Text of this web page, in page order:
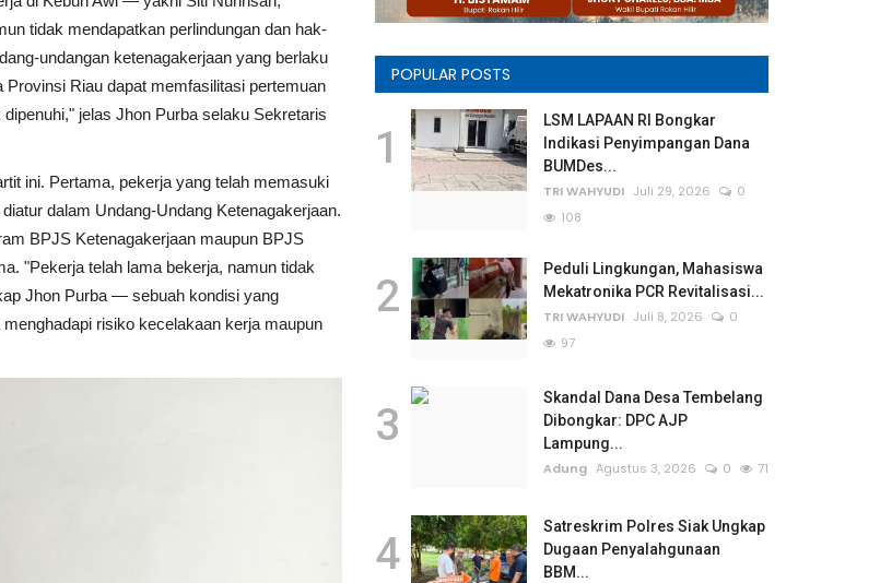
tidak mendapatkan perlindungan dan hak-
undangan ketenagakerjaan yang berlaku
Riau dapat memfasilitasi pertemuan
jelas Jhon Purba selaku Sekretaris
ini. Pertama, pekerja yang telah memasuki
dalam Undang-Undang Ketenagakerjaan.
BPJS Ketenagakerjaan maupun BPJS
"Pekerja telah lama bekerja, namun tidak
Jhon Purba — sebuah kondisi yang
risiko kecelakaan kerja maupun
POPULAR POSTS
1
LSM LAPAAN RI Bongkar
Indikasi Penyimpangan Dana
BUMDes...
TRI WAHYUDI Juli 29, 2026
0
108
2
Peduli Lingkungan, Mahasiswa
Mekatronika PCR Revitalisasi...
TRI WAHYUDI Juli 8, 2026
0
97
3
Skandal Dana Desa Tembelang
Dibongkar: DPC AJP
Lampung...
Adung Agustus 3, 2026 0 71
4
Satreskrim Polres Siak Ungkap
Dugaan Penyalahgunaan
BBM...